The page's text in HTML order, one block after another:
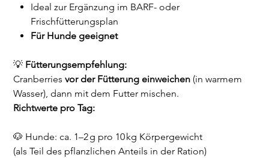
Ideal zur Ergänzung im BARF- oder
Frischfütterungsplan
Für Hunde geeignet
💡 Fütterungsempfehlung:
Cranberriesvor der Fütterung einweichen (in warmem
Wasser), dann mit dem Futter mischen.
Richtwerte pro Tag:
🐶 Hunde: ca. 1–2 g pro 10 kg Körpergewicht
(als Teil des pflanzlichen Anteils in der Ration)